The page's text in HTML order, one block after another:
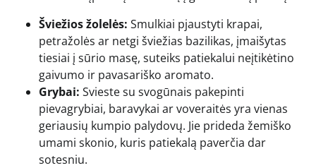
Šviežios žolelės: Smulkiai pjaustyti krapai,
petražolės ar netgi šviežias bazilikas, įmaišytas
tiesiai į sūrio masę, suteiks patiekalui neįtikėtino
gaivumo ir pavasariško aromato.
Grybai: Svieste su svogūnais pakepinti
pievagrybiai, baravykai ar voveraitės yra vienas
geriausių kumpio palydovų. Jie prideda žemiško
umami skonio, kuris patiekalą paverčia dar
sotesniu.